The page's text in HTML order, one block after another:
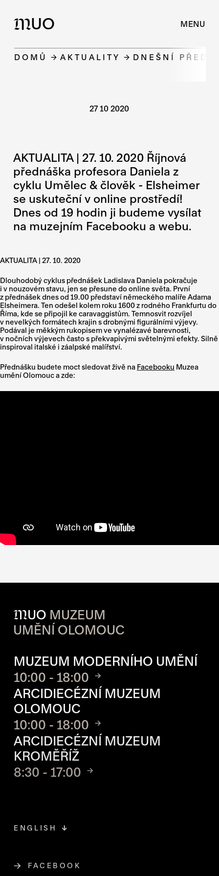
MUO MENU
DOMŮ AKTUALITY DNEŠNÍ
27 10 2020
AKTUALITA | 27. 10. 2020 Říjnová
přednáška profesora Daniela z
cyklu Umělec & člověk - Elsheimer
se uskuteční v online prostředí!
Dnes od 19 hodin ji budeme vysílat
na muzejním Facebooku a webu.
AKTUALITA | 27. 10. 2020
Dlouhodobý cyklus přednášek Ladislava Daniela pokračuje
i v nouzovém stavu, jen se přesune do online světa. První
z přednášekdnes od 19.00 představí německého malíře Adama
Elsheimera. Ten odešel kolem roku 1600 z rodného Frankfurtu do
Říma, kde se připojil ke caravaggistům. Temnosvit rozvíjel
v nevelkých formátech krajin s drobnými figurálními výjevy.
Podával je měkkým rukopisem ve vynalézavé barevnosti,
v nočních výjevech často s překvapivými světelnými efekty. Silně
inspiroval italské i záalpské malířství.
Přednášku budete moct sledovat živě na Facebooku Muzea
umění Olomouc a zde:
MUO MUZEUM
UMĚNÍ OLOMOUC
MUZEUM MODERNÍHO UMĚNÍ
10:00 - 18:00
ARCIDIECÉZNÍ MUZEUM
OLOMOUC
10:00 - 18:00
ARCIDIECÉZNÍ MUZEUM
KROMĚŘÍŽ
8:30 - 17:00
FACEBOOKODKAZ SE OTEVŘE NA NOVÉ
ENGLISH